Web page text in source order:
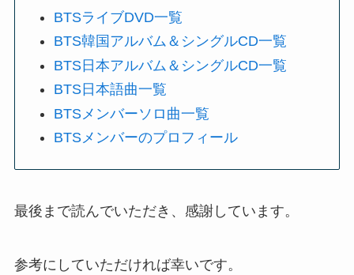
BTSライブDVD一覧
BTS韓国アルバム＆シングルCD一覧
BTS日本アルバム＆シングルCD一覧
BTS日本語曲一覧
BTSメンバーソロ曲一覧
BTSメンバーのプロフィール
最後まで読んでいただき、感謝しています。
参考にしていただければ幸いです。